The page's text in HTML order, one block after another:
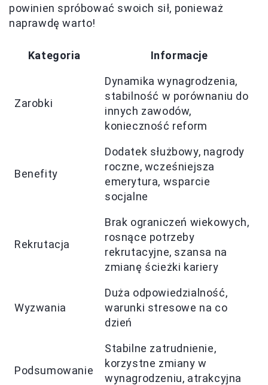
powinien spróbować swoich sił, ponieważ
naprawdę warto!
Kategoria Informacje
Zarobki
Dynamika wynagrodzenia,
stabilność w porównaniu do
innych zawodów,
konieczność reform
Benefity
Dodatek służbowy, nagrody
roczne, wcześniejsza
emerytura, wsparcie
socjalne
Rekrutacja
Brak ograniczeń wiekowych,
rosnące potrzeby
rekrutacyjne, szansa na
zmianę ścieżki kariery
Wyzwania
Duża odpowiedzialność,
warunki stresowe na co
dzień
Podsumowanie
Stabilne zatrudnienie,
korzystne zmiany w
wynagrodzeniu, atrakcyjna